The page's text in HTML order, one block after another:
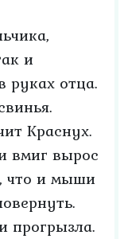
и
руках отца.
Краснух.
вмиг вырос
что и мыши
прогрызла.